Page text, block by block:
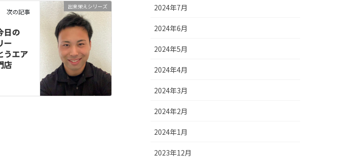
出来栄えシリーズ
次の記事
日の
ー
うエア
店
2024年7月
2024年6月
2024年5月
2024年4月
2024年3月
2024年2月
2024年1月
2023年12月